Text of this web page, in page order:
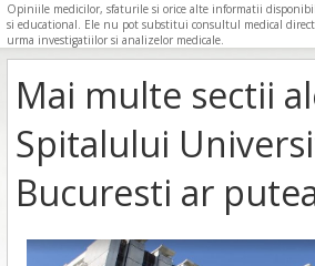
Opiniile medicilor, sfaturile si orice alte informatii
si educational. Ele nu pot substitui consultul medical
urma investigatiilor si analizelor medicale.
Mai multe sectii
Spitalului
Bucuresti ar